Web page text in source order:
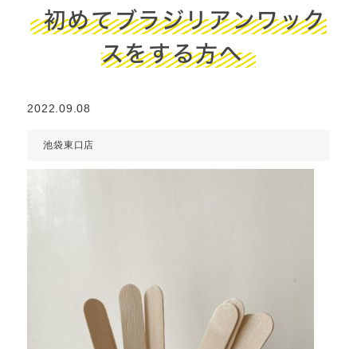
初めてブラジリアンワック
スをする方へ
2022.09.08
池袋東口店